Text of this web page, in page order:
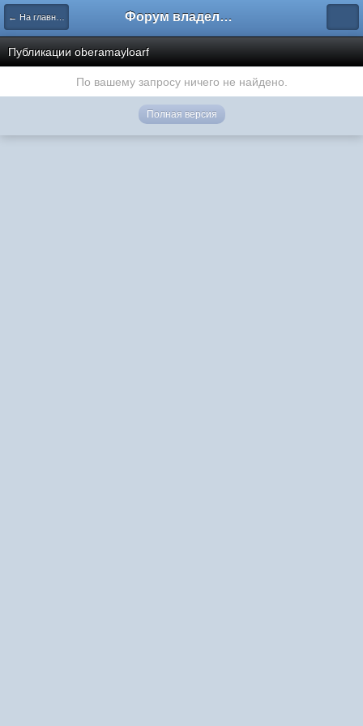
← На главную Форум владельцев интернет-магазинов
Публикации oberamayloarf
По вашему запросу ничего не найдено.
Полная версия